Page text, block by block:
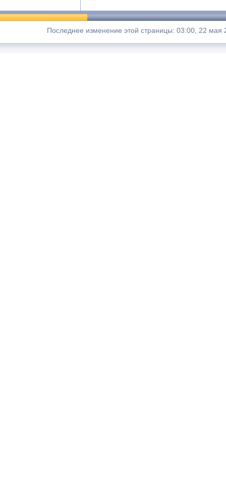
Последнее изменение этой страницы: 03:00, 22 мая